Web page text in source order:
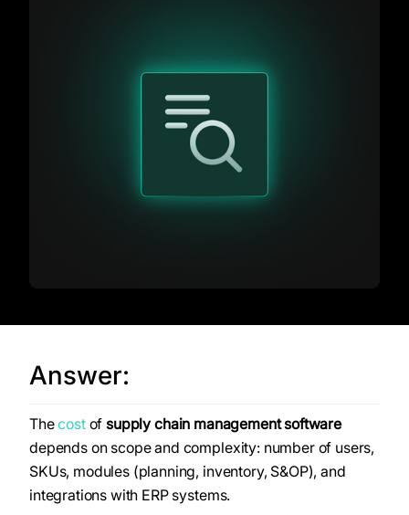
Answer:
Thecostofsupply chain management software
depends on scope and complexity: number of users,
SKUs, modules (planning, inventory, S&OP), and
integrations with ERP systems.